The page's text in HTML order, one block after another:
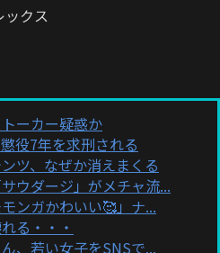
ックス
ーカー疑惑か
役7年を求刑される
ツ、なぜか消えまくる
ウダージ」がメチャ流...
ンガかわいい🥰」ナ...
る・・・
、若い女子をSNSで...